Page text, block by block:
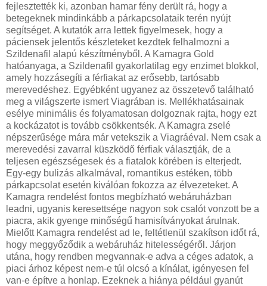
fejlesztették ki, azonban hamar fény derült rá, hogy a
betegeknek mindinkább a párkapcsolataik terén nyújt
segítséget. A kutatók arra lettek figyelmesek, hogy a
páciensek jelentős készleteket kezdtek felhalmozni a
Szildenafil alapú készítményből. A Kamagra Gold
hatóanyaga, a Szildenafil gyakorlatilag egy enzimet blokkol,
amely hozzásegíti a férfiakat az erősebb, tartósabb
merevedéshez. Egyébként ugyanez az összetevő található
meg a világszerte ismert Viagrában is. Mellékhatásainak
esélye minimális és folyamatosan dolgoznak rajta, hogy ezt
a kockázatot is tovább csökkentsék. A Kamagra zselé
népszerűsége mára már vetekszik a Viagráéval. Nem csak a
merevedési zavarral küszködő férfiak választják, de a
teljesen egészségesek és a fiatalok körében is elterjedt.
Egy-egy bulizás alkalmával, romantikus estéken, több
párkapcsolat esetén kiválóan fokozza az élvezeteket. A
Kamagra rendelést fontos megbízható webáruházban
leadni, ugyanis keresettsége nagyon sok csalót vonzott be a
piacra, akik gyenge minőségű hamisítványokat árulnak.
Mielőtt Kamagra rendelést ad le, feltétlenül szakítson időt rá,
hogy meggyőződik a webáruház hitelességéről. Járjon
utána, hogy rendben megvannak-e adva a céges adatok, a
piaci árhoz képest nem-e túl olcsó a kínálat, igényesen fel
van-e építve a honlap. Ezeknek a hiánya például gyanút